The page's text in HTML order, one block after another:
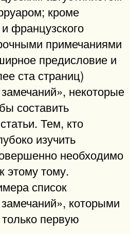
кроме
французского
примечаниями
предисловие и
ста страниц)
некоторые
составить
Тем, кто
изучить
необходимо
этому тому.
список
которыми
первую